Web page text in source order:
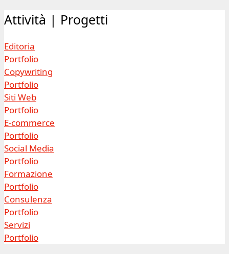
Attività | Progetti
Editoria
Portfolio
Copywriting
Portfolio
Siti Web
Portfolio
E-commerce
Portfolio
Social Media
Portfolio
Formazione
Portfolio
Consulenza
Portfolio
Servizi
Portfolio